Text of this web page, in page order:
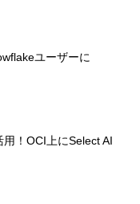
ユーザーに
用！OCI上にSelect AI